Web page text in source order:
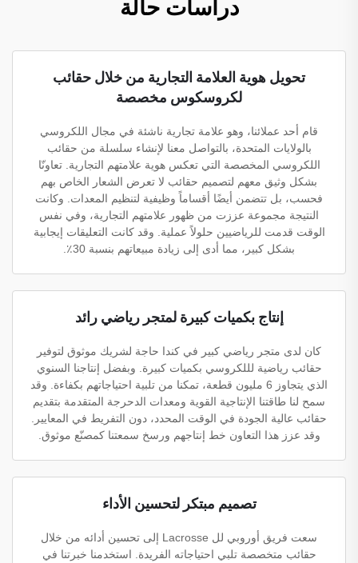
دراسات حالة
تحويل هوية العلامة التجارية من خلال حقائب
لكروسكوس مخصصة
قام أحد عملائنا، وهو علامة تجارية ناشئة في مجال اللكروسي
بالولايات المتحدة، بالتواصل معنا لإنشاء سلسلة من حقائب
اللكروسي المخصصة التي تعكس هوية علامتهم التجارية. تعاونّا
بشكل وثيق معهم لتصميم حقائب لا تعرض الشعار الخاص بهم
فحسب، بل تتضمن أيضًا أقساماً وظيفية لتنظيم المعدات. وكانت
النتيجة مجموعة عززت من ظهور علامتهم التجارية، وفي نفس
الوقت قدمت للرياضيين حلولاً عملية. وقد كانت التعليقات إيجابية
بشكل كبير، مما أدى إلى زيادة مبيعاتهم بنسبة 30٪.
إنتاج بكميات كبيرة لمتجر رياضي رائد
كان لدى متجر رياضي كبير في كندا حاجة لشريك موثوق لتوفير
حقائب رياضية لللكروسي بكميات كبيرة. وبفضل إنتاجنا السنوي
الذي يتجاوز 6 مليون قطعة، تمكنا من تلبية احتياجاتهم بكفاءة. وقد
سمح لنا طاقتنا الإنتاجية القوية ومعدات الدحرجة المتقدمة بتقديم
حقائب عالية الجودة في الوقت المحدد، دون التفريط في المعايير.
وقد عزز هذا التعاون خط إنتاجهم ورسخ سمعتنا كمصنّع موثوق.
تصميم مبتكر لتحسين الأداء
سعت فريق أوروبي لل Lacrosse إلى تحسين أدائه من خلال
حقائب متخصصة تلبي احتياجاته الفريدة. استخدمنا خبرتنا في